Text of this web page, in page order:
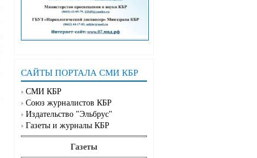
САЙТЫ ПОРТАЛА СМИ КБР
СМИ КБР
Союз журналистов КБР
Издательство "Эльбрус"
Газеты и журналы КБР
Газеты